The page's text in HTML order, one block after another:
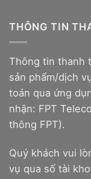
THÔNG TIN
Thông tin thanh
sản phẩm/dịch
toán qua ứng
nhận: FPT
thông FPT).
Quý khách vui
vụ qua số tài